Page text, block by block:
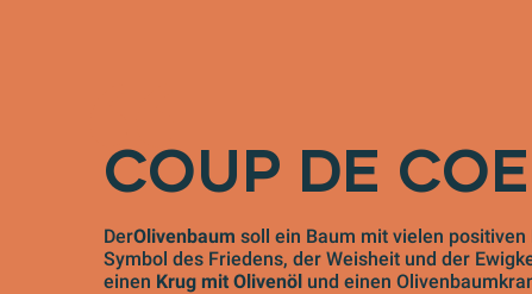
COUP DE
DerOlivenbaum soll ein Baum mit vielen
Symbol des Friedens, der Weisheit und der
einen Krug mit Olivenöl und einen